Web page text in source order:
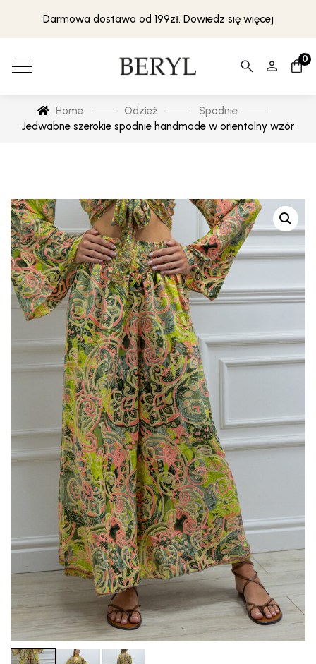
Darmowa dostawa od 199zł. Dowiedz się więcej
0
Home Odzież
Spodnie
Jedwabne szerokie spodnie handmade w orientalny wzór